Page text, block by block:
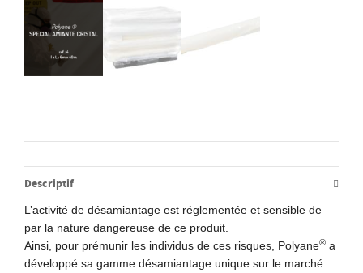
Descriptif
L’activité de désamiantage est réglementée et sensible de
par la nature dangereuse de ce produit.
Ainsi, pour prémunir les individus de ces risques, Polyane® a
développé sa gamme désamiantage unique sur le marché